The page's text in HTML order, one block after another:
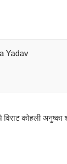
Yadav
विराट कोहली अनुष्का